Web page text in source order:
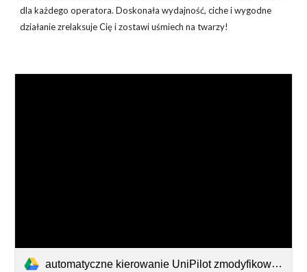
dla każdego operatora. Doskonała wydajność, ciche i wygodne
działanie zrelaksuje Cię i zostawi uśmiech na twarzy!
automatyczne kierowanie UniPilot zmodyfikowana ulotka TeeJet 98-01559-PL dla agrojet_pl.pdf